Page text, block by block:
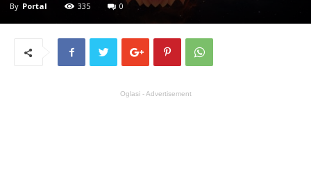
By Portal 335 0
Oglasi - Advertisement